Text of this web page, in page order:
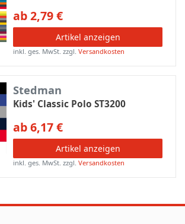
ab 2,79 €
Artikel anzeigen
inkl. ges. MwSt. zzgl.Versandkosten
Stedman
Kids' Classic Polo ST3200
ab 6,17 €
Artikel anzeigen
inkl. ges. MwSt. zzgl.Versandkosten